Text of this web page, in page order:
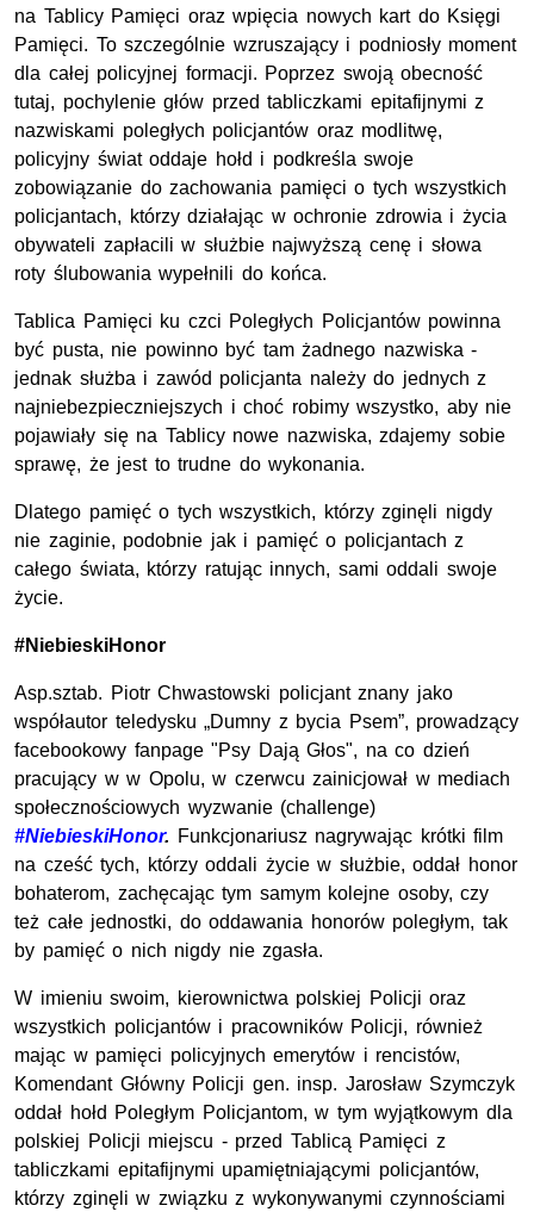
na Tablicy Pamięci oraz wpięcia nowych kart do Księgi
Pamięci. To szczególnie wzruszający i podniosły moment
dla całej policyjnej formacji. Poprzez swoją obecność
tutaj, pochylenie głów przed tabliczkami epitafijnymi z
nazwiskami poległych policjantów oraz modlitwę,
policyjny świat oddaje hołd i podkreśla swoje
zobowiązanie do zachowania pamięci o tych wszystkich
policjantach, którzy działając w ochronie zdrowia i życia
obywateli zapłacili w służbie najwyższą cenę i słowa
roty ślubowania wypełnili do końca.
Tablica Pamięci ku czci Poległych Policjantów powinna
być pusta, nie powinno być tam żadnego nazwiska -
jednak służba i zawód policjanta należy do jednych z
najniebezpieczniejszych i choć robimy wszystko, aby nie
pojawiały się na Tablicy nowe nazwiska, zdajemy sobie
sprawę, że jest to trudne do wykonania.
Dlatego pamięć o tych wszystkich, którzy zginęli nigdy
nie zaginie, podobnie jak i pamięć o policjantach z
całego świata, którzy ratując innych, sami oddali swoje
życie.
#NiebieskiHonor
Asp.sztab. Piotr Chwastowski policjant znany jako
współautor teledysku „Dumny z bycia Psem”, prowadzący
facebookowy fanpage "Psy Dają Głos", na co dzień
pracujący w w Opolu, w czerwcu zainicjował w mediach
społecznościowych wyzwanie (challenge)
#NiebieskiHonor. Funkcjonariusz nagrywając krótki film
na cześć tych, którzy oddali życie w służbie, oddał honor
bohaterom, zachęcając tym samym kolejne osoby, czy
też całe jednostki, do oddawania honorów poległym, tak
by pamięć o nich nigdy nie zgasła.
W imieniu swoim, kierownictwa polskiej Policji oraz
wszystkich policjantów i pracowników Policji, również
mając w pamięci policyjnych emerytów i rencistów,
Komendant Główny Policji gen. insp. Jarosław Szymczyk
oddał hołd Poległym Policjantom, w tym wyjątkowym dla
polskiej Policji miejscu - przed Tablicą Pamięci z
tabliczkami epitafijnymi upamiętniającymi policjantów,
którzy zginęli w związku z wykonywanymi czynnościami